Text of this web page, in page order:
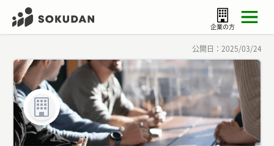
企業の方
公開日： 2025/03/24